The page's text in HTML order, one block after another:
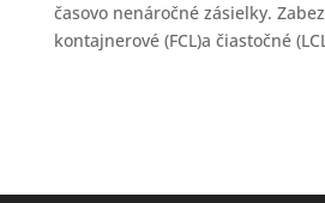
časovo nenáročné zásielky.
kontajnerové (FCL)a čiastočné